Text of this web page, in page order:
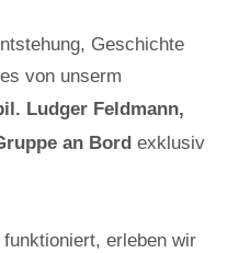
Geschichte
von unserm
Ludger Feldmann,
an Bord exklusiv
erleben wir